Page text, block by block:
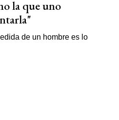
la que uno